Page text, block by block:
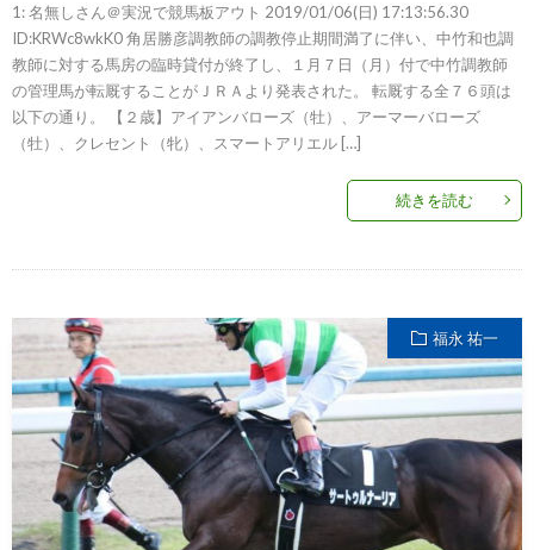
1: 名無しさん＠実況で競馬板アウト 2019/01/06(日) 17:13:56.30
ID:KRWc8wkK0 角居勝彦調教師の調教停止期間満了に伴い、中竹和也調
教師に対する馬房の臨時貸付が終了し、１月７日（月）付で中竹調教師
の管理馬が転厩することがＪＲＡより発表された。 転厩する全７６頭は
以下の通り。 【２歳】アイアンバローズ（牡）、アーマーバローズ
（牡）、クレセント（牝）、スマートアリエル […]
続きを読む
福永 祐一